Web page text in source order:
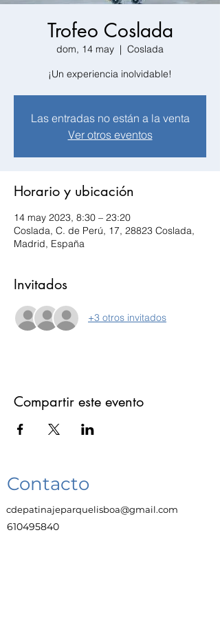
Trofeo Coslada
dom, 14 may
  |
Coslada
¡Un experiencia inolvidable!
Las entradas no están a la venta
Ver otros eventos
Horario y ubicación
14 may 2023, 8:30 – 23:20
Coslada, C. de Perú, 17, 28823 Coslada,
Madrid, España
Invitados
+3 otros invitados
Compartir este evento
Contacto
cdepatinajeparquelisboa@gmail.com
610495840